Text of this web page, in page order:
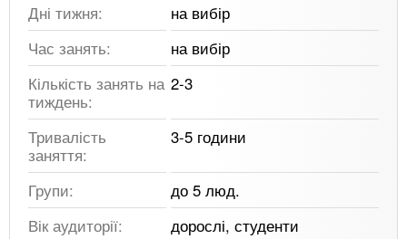
Дні тижня:
на вибір
Час занять:
на вибір
Кількість занять на
тиждень:
2-3
Тривалість
заняття:
3-5 години
Групи:
до 5 люд.
Вік аудиторії:
дорослі, студенти